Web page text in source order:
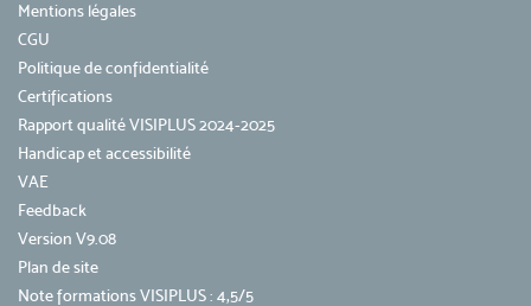
Mentions légales
CGU
Politique de confidentialité
Certifications
Rapport qualité VISIPLUS 2024-2025
Handicap et accessibilité
VAE
Feedback
Version V9.08
Plan de site
Note formations VISIPLUS : 4,5/5